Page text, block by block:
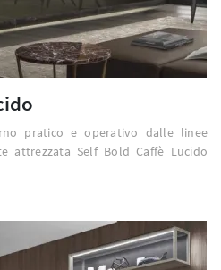
pratico e operativo dalle linee
attrezzata Self Bold Caffè Lucido